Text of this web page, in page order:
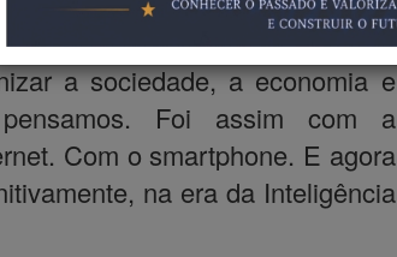
para se tornar uma
a sociedade, a economia e
Foi assim com a
Com o smartphone. E agora
na era da Inteligência